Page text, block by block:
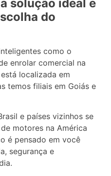
solução ideal e
do
como o
enrolar comercial na
localizada em
temos filiais em Goiás e
e países vizinhos se
motores na América
é pensado em você
segurança e